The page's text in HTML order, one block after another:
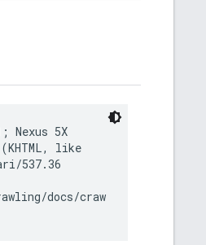
5X
(KHTML, like
537.36
docs/craw